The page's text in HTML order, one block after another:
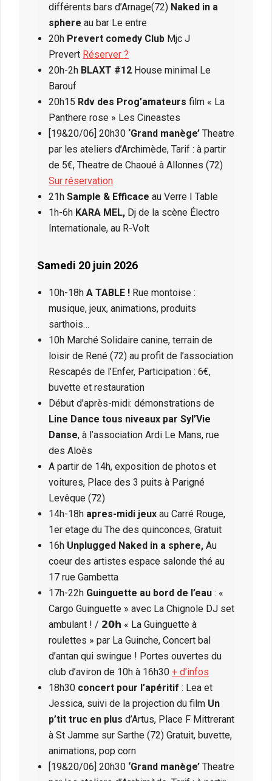
différents bars d’Arnage(72) Naked in a
sphere au bar Le entre
20h Prevert comedy Club Mjc J
Prevert Réserver ?
20h-2h BLAXT #12 House minimal Le
Barouf
20h15 Rdv des Prog’amateurs film « La
Panthere rose » Les Cineastes
[19&20/06] 20h30 ‘Grand manège’ Theatre
par les ateliers d’Archimède, Tarif : à partir
de 5€, Theatre de Chaoué à Allonnes (72)
Sur réservation
21hSample & Efficace au Verre I Table
1h-6h KARA MEL, Dj de la scène Électro
Internationale, au R-Volt
Samedi 20 juin 2026
10h-18hA TABLE ! Rue montoise :
musique, jeux, animations, produits
sarthois…
10h Marché Solidaire canine, terrain de
loisir de René (72) au profit de l’association
Rescapés de l’Enfer, Participation : 6€,
buvette et restauration
Début d’après-midi: démonstrations de
Line Dance tous niveaux par Syl’Vie
Danse, à l’association Ardi Le Mans, rue
des Aloès
A partir de 14h, exposition de photos et
voitures, Place des 3 puits à Parigné
Levêque (72)
14h-18h apres-midi jeux au Carré Rouge,
1er etage du The des quinconces, Gratuit
16h Unplugged Naked in a sphere, Au
coeur des artistes espace salonde thé au
17 rue Gambetta
17h-22h Guinguette au bord de l’eau : «
Cargo Guinguette » avec La Chignole DJ set
ambulant ! / 𝟮𝟬𝗵 « La Guinguette à
roulettes » par La Guinche, Concert bal
d’antan qui swingue ! Portes ouvertes du
club d’aviron de 10h à 16h30+ d’infos
18h30 concert pour l’apéritif : Lea et
Jessica, suivi de la projection du film Un
p’tit truc en plus d’Artus, Place F Mittrerant
à St Jamme sur Sarthe (72) Gratuit, buvette,
animations, pop corn
[19&20/06] 20h30 ‘Grand manège’ Theatre